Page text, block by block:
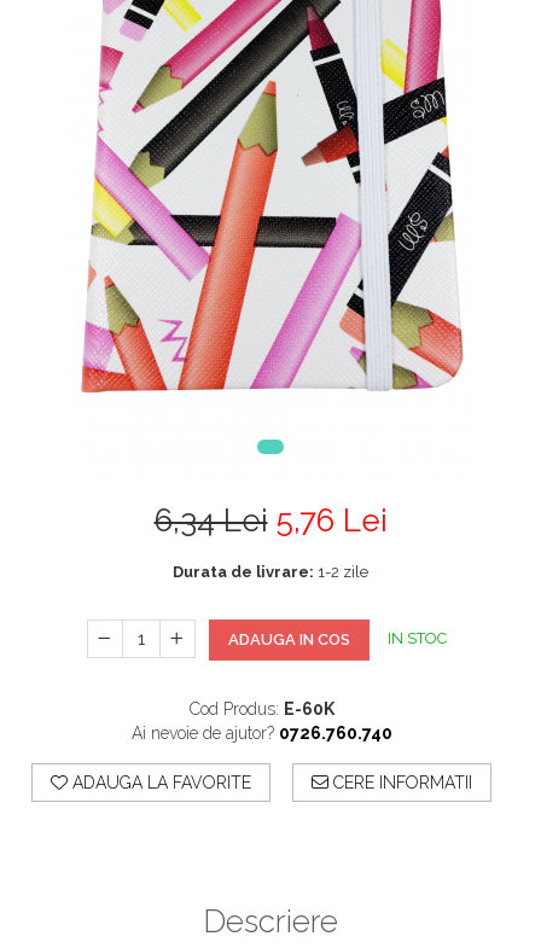
6,34 Lei 5,76 Lei
Durata de livrare: 1-2 zile
ADAUGA IN COS IN STOC
Cod Produs: E-60K
Ai nevoie de ajutor? 0726.760.740
ADAUGA LA FAVORITE CERE INFORMATII
Descriere